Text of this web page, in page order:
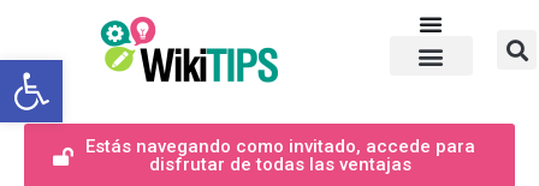
Abrir barra de herramientas
Estás navegando como invitado, accede para
disfrutar de todas las ventajas